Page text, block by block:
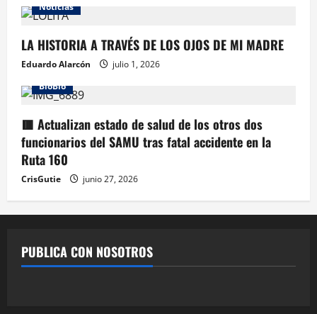
Noticias
LA HISTORIA A TRAVÉS DE LOS OJOS DE MI MADRE
Eduardo Alarcón
julio 1, 2026
BioBio
🟥 Actualizan estado de salud de los otros dos
funcionarios del SAMU tras fatal accidente en la
Ruta 160
CrisGutie junio 27, 2026
PUBLICA CON NOSOTROS